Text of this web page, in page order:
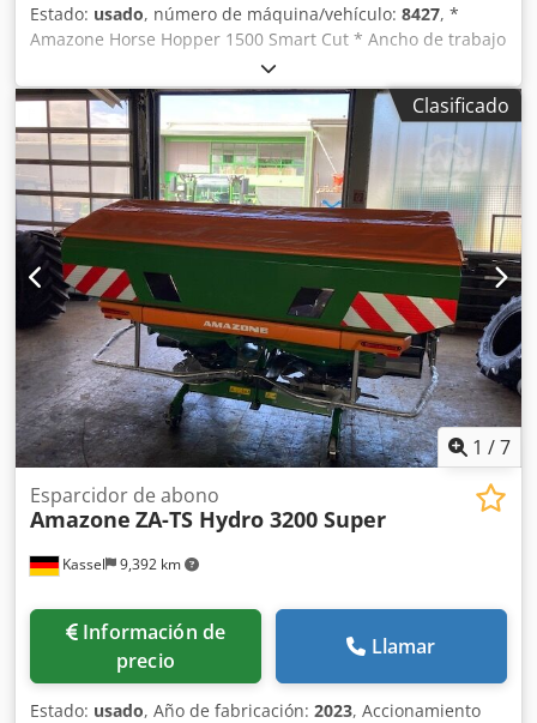
Estado: usado, número de máquina/vehículo: 8427, *
Amazone Horse Hopper 1500 Smart Cut * Ancho de trabajo
1,50 m * Capacidad de tolva de recogida 1.500 l *
Enganche de 3 puntos para tractor * Cuchillas de ala H60 *
Rodillos de apoyo * Dispositivo de triturado (mulching) *
Toma de fuerza con rueda libre * Tolva de recogida con
vaciado hidráulico del suelo * Velocidad de rotación 2.650
rpm * Indicador de nivel de llenado -----Número interno de
vehículo: 8427 ¡Soporte por WhatsApp disponible! Si tiene
preguntas sobre la máquina o necesita más información,
no dude en escribirnos cómodamente por WhatsApp.
Credjrhy H Ropfx Adtof Whatsapp Whatsapp ----Sujeto a
errores y venta previa.
Clasificado
1 /7
Kassel 9,392 km
Esparcidor de abono
Amazone ZA-TS Hydro 3200 Super
Información de
precio
Llamar
Estado: usado, Año de fabricación: 2023, Accionamiento